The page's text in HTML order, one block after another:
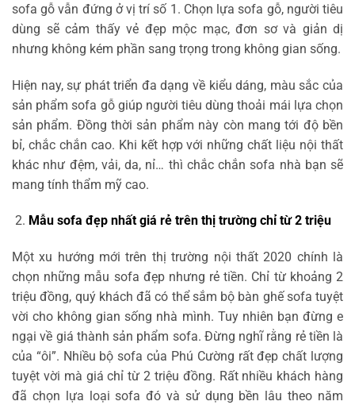
sofa gỗ vẫn đứng ở vị trí số 1. Chọn lựa sofa gỗ, người tiêu
dùng sẽ cảm thấy vẻ đẹp mộc mạc, đơn sơ và giản dị
nhưng không kém phần sang trọng trong không gian sống.
Hiện nay, sự phát triển đa dạng về kiểu dáng, màu sắc của
sản phẩm sofa gỗ giúp người tiêu dùng thoải mái lựa chọn
sản phẩm. Đồng thời sản phẩm này còn mang tới độ bền
bỉ, chắc chắn cao. Khi kết hợp với những chất liệu nội thất
khác như đệm, vải, da, nỉ… thì chắc chắn sofa nhà bạn sẽ
mang tính thẩm mỹ cao.
Mẫu sofa đẹp nhất giá rẻ trên thị trường chỉ từ 2 triệu
Một xu hướng mới trên thị trường nội thất 2020 chính là
chọn những mẫu sofa đẹp nhưng rẻ tiền. Chỉ từ khoảng 2
triệu đồng, quý khách đã có thể sắm bộ bàn ghế sofa tuyệt
vời cho không gian sống nhà mình. Tuy nhiên bạn đừng e
ngại về giá thành sản phẩm sofa. Đừng nghĩ rằng rẻ tiền là
của “ôi”. Nhiều bộ sofa của Phú Cường rất đẹp chất lượng
tuyệt vời mà giá chỉ từ 2 triệu đồng. Rất nhiều khách hàng
đã chọn lựa loại sofa đó và sử dụng bền lâu theo năm